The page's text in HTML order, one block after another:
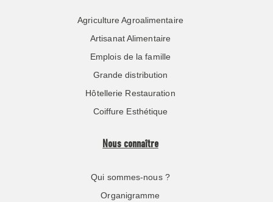
Agriculture Agroalimentaire
Artisanat Alimentaire
Emplois de la famille
Grande distribution
Hôtellerie Restauration
Coiffure Esthétique
Nous connaître
Qui sommes-nous ?
Organigramme